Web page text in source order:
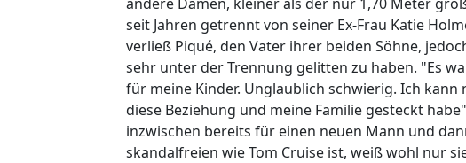
seit Jahren getrennt von seiner Ex-Frau Katie
verließ Piqué, den Vater ihrer beiden Söhne,
sehr unter der Trennung gelitten zu haben. "Es
für meine Kinder. Unglaublich schwierig. Ich kann
diese Beziehung und meine Familie gesteckt
inzwischen bereits für einen neuen Mann und
skandalfreien wie Tom Cruise ist, weiß wohl nur